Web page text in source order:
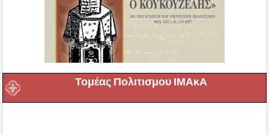
Τομέας Πολιτισμου ΙΜΑκΑ